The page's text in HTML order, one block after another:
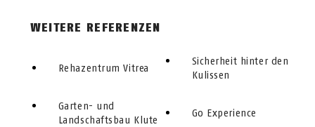
WEITERE REFERENZEN
Rehazentrum Vitrea
Garten- und
Landschaftsbau Klute
Sicherheit hinter den
Kulissen
Go Experience